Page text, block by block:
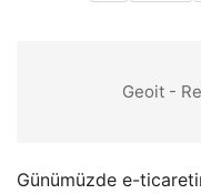
Geoit -
Günümüzde e-